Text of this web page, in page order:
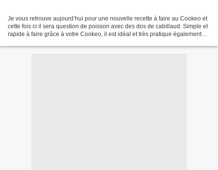
Je vous retrouve aujourd’hui pour une nouvelle recette à faire au Cookeo et
cette fois ci il sera question de poisson avec des dos de cabillaud. Simple et
rapide à faire grâce à votre Cookeo, il est idéal et très pratique également